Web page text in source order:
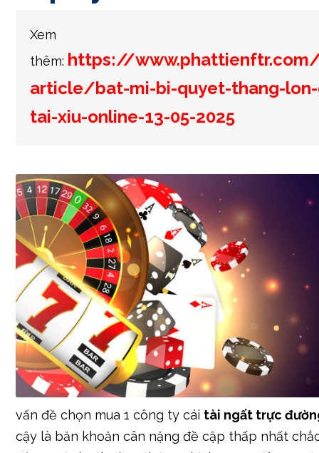
dạng thân thấu hiểu hơn về cuộc nghịch & thiết
quyết định cá cược thấp hơn.
Lựa Chọn Nhà Cái vtc6
tiếp Uy Tín
Xem
thêm:https://
article/bat-mi-bi-quyet-thang-
tai-xiu-online-13-05-2025